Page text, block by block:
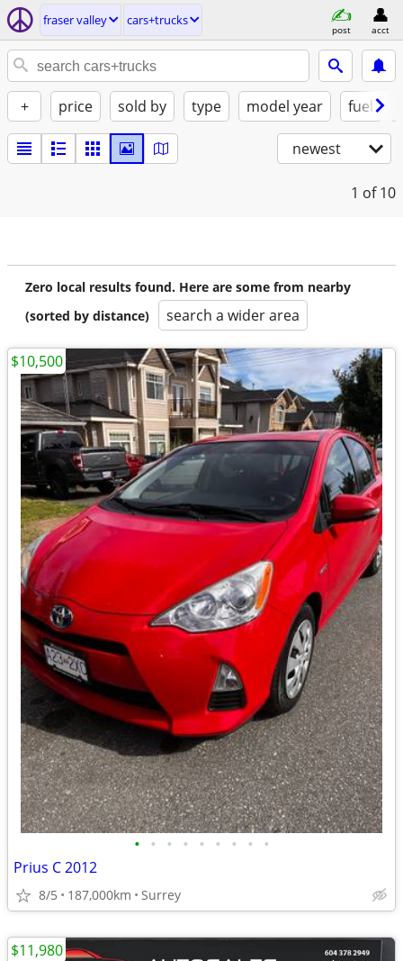
fraser valley cars+trucks
post acct
+ price sold by type model year fuel
newest
1 of 10
Zero local results found. Here are some from nearby
(sorted by distance)
search a wider area
• • • • • • • • •
Prius C 2012
8/5 187,000km Surrey
$10,500
$11,980